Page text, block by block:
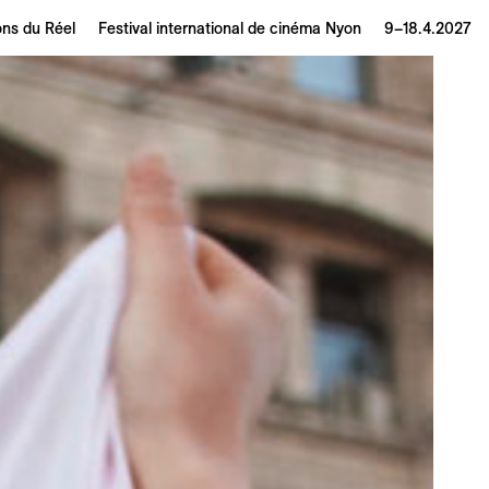
du Réel Festival international de cinéma Nyon 9–18.4.2027